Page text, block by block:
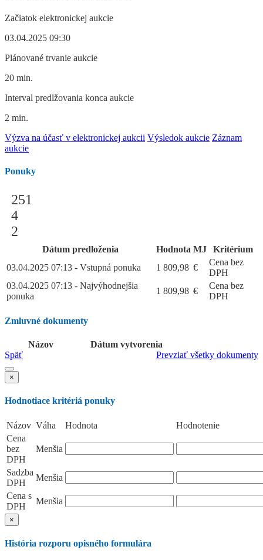
Začiatok elektronickej aukcie
03.04.2025 09:30
Plánované trvanie aukcie
20 min.
Interval predlžovania konca aukcie
2 min.
Výzva na účasť v elektronickej aukcii Výsledok aukcie Záznam
aukcie
Ponuky
251
4
2
Dátum predloženia Hodnota MJ
Kritérium
03.04.2025 07:13 - Vstupná ponuka
1 809,98 €
Cena bez
DPH
03.04.2025 07:13 - Najvýhodnejšia
ponuka
1 809,98 €
Cena bez
DPH
Zmluvné dokumenty
Názov
Dátum vytvorenia
Prevziať všetky dokumenty
Späť
×
Hodnotiace kritériá ponuky
Názov Váha Hodnota
Hodnotenie
Cena
bez
DPH
Menšia
Sadzba
DPH
Menšia
Cena s
DPH
Menšia
×
História rozporu opisného formulára